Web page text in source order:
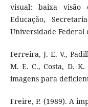
visual: baixa visão
Educação,
Universidade Federal
Ferreira, J. E. V.,
M. E. C., Costa, D.
imagens para
Freire, P. (1989). A